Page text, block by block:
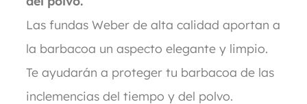
Las fundas Weber de alta calidad aportan a
la barbacoa un aspecto elegante y limpio.
Te ayudarán a proteger tu barbacoa de las
inclemencias del tiempo y del polvo.